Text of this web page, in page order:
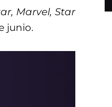
Marvel, Star
junio.